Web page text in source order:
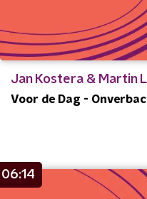
Jan Kostera & Martin
Voor de Dag -
06:14